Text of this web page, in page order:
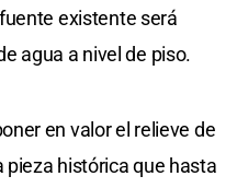
existente será
agua a nivel de piso.
en valor el relieve de
pieza histórica que hasta